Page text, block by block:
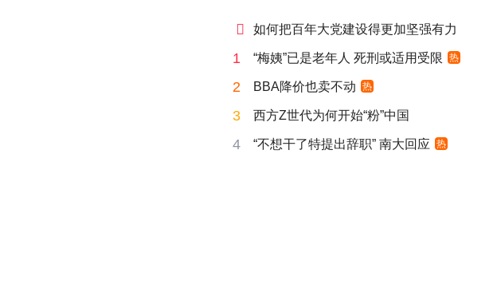
 如何把百年大党建设得更加坚强有力
1 “梅姨”已是老年人 死刑或适用受限 热
2 BBA降价也卖不动 热
3 西方Z世代为何开始“粉”中国
4 “不想干了特提出辞职” 南大回应 热